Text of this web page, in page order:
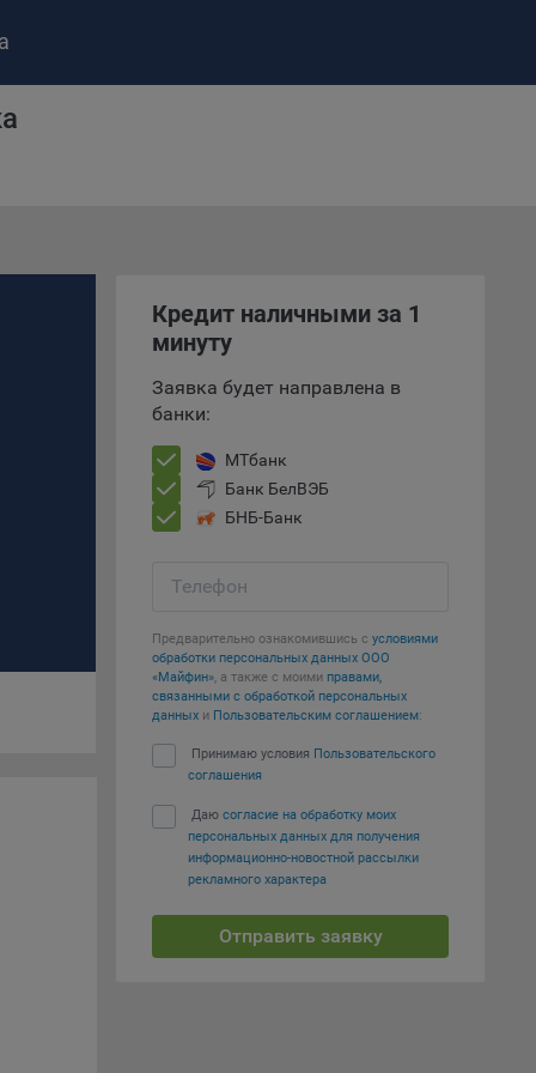
–
Кредит наличными за 1
минуту
Заявка будет направлена в
банки:
МТбанк
Банк БелВЭБ
БНБ-Банк
Телефон
Предварительно ознакомившись с условиями
обработки персональных данных ООО
«Майфин», а также с моими правами,
связанными с обработкой персональных
данных и Пользовательским соглашением:
Принимаю условия Пользовательского
соглашения
Даю согласие на обработку моих
персональных данных для получения
информационно-новостной рассылки
рекламного характера
Отправить заявку